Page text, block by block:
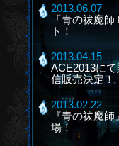
2013.06.07
「青の祓魔
ト！
2013.04.15
ACE2013に
信販売決定！
2013.02.22
『青の祓魔
場！